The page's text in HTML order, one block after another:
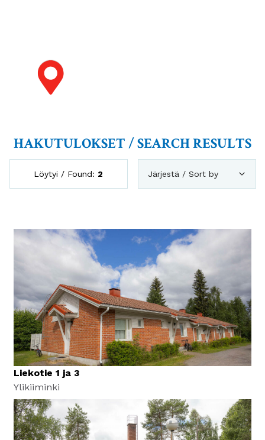
HAKUTULOKSET / SEARCH RESULTS
Löytyi / Found: 2 Järjestä / Sort by
Liekotie 1 ja 3
Ylikiiminki